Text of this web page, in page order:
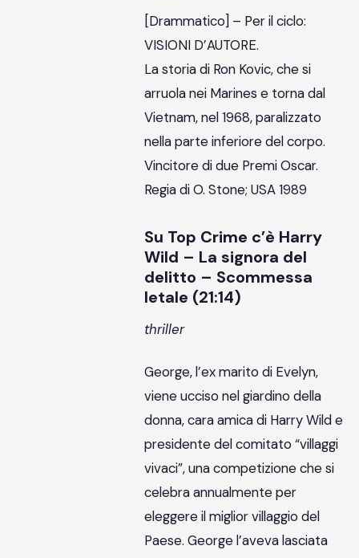
[Drammatico] – Per il ciclo:
VISIONI D’AUTORE.
La storia di Ron Kovic, che si
arruola nei Marines e torna dal
Vietnam, nel 1968, paralizzato
nella parte inferiore del corpo.
Vincitore di due Premi Oscar.
Regia di O. Stone; USA 1989
Su Top Crime c’è Harry
Wild – La signora del
delitto – Scommessa
letale (21:14)
thriller
George, l’ex marito di Evelyn,
viene ucciso nel giardino della
donna, cara amica di Harry Wild e
presidente del comitato “villaggi
vivaci”, una competizione che si
celebra annualmente per
eleggere il miglior villaggio del
Paese. George l’aveva lasciata